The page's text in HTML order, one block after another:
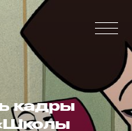
кадры